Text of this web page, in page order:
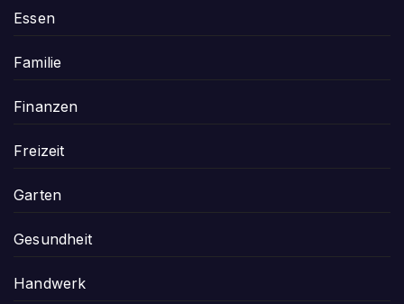
Essen
Familie
Finanzen
Freizeit
Garten
Gesundheit
Handwerk